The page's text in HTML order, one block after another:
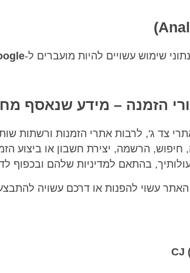
שימוש עשויים להיות מועברים ל-
צד ג', לרבות אתרי הזמנות ורשתות
חיפוש, הרשמה, יצירת חשבון או ביצוע
בהתאם למדיניות שלהם ובכפוף
עשוי להפנות או דרכם עשויה
CJ